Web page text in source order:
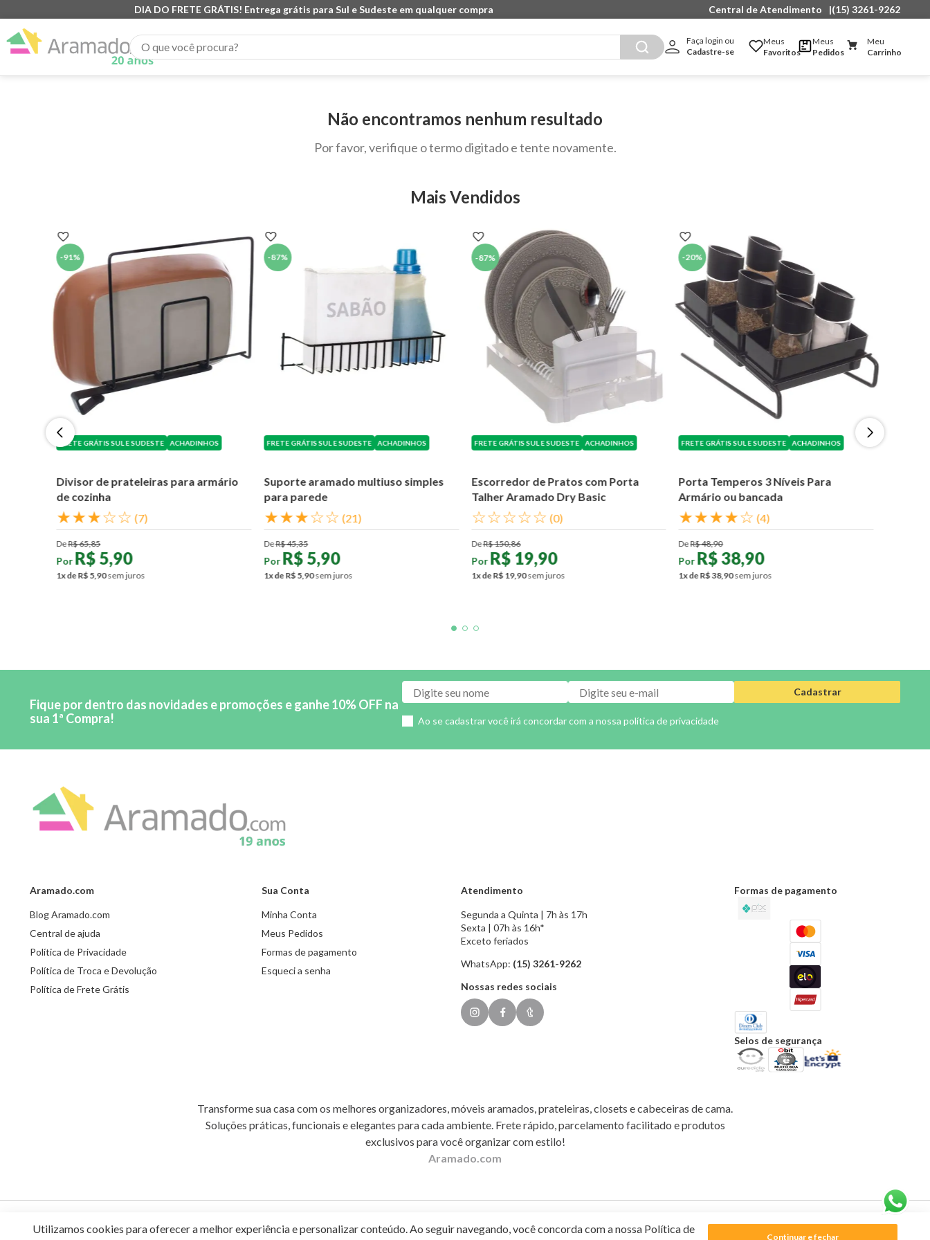
DIA DO FRETE GRÁTIS! Entrega grátis para Sul e Sudeste em qualquer compra Central de Atendimento |(15) 3261-9262
O que você procura?
Faça login ou
Cadastre-se
Meus
Favoritos
Meus
Pedidos
Meu
Carrinho
Não encontramos nenhum resultado
Por favor, verifique o termo digitado e tente novamente.
Mais Vendidos
-91%
FRETE GRÁTIS SUL E SUDESTE ACHADINHOS
Divisor de prateleiras para armário
de cozinha
★★★☆☆ (7)
DeR$65,85
PorR$5,90
1x deR$5, 90sem juros
-87%
FRETE GRÁTIS SUL E SUDESTE ACHADINHOS
Suporte aramado multiuso simples
para parede
★★★☆☆ (21)
DeR$45,35
PorR$ 5,90
1x deR$5, 90sem juros
-87%
FRETE GRÁTIS SUL E SUDESTE ACHADINHOS
Escorredor de Pratos com Porta
Talher Aramado Dry Basic
☆☆☆☆☆ (0)
DeR$150,86
PorR$ 19,90
1x deR$ 19, 90sem juros
-20%
FRETE GRÁTIS SUL E SUDESTE ACHADINHOS
Porta Temperos 3 Níveis Para
Armário ou bancada
★★★★☆ (4)
DeR$48,90
PorR$ 38,90
1x deR$38, 90sem juros
Fique por dentro das novidades e promoções e ganhe 10% OFF na
sua 1ª Compra!
Cadastrar
Ao se cadastrar você irá concordar com a nossapolítica de privacidade
Aramado.com
Blog Aramado.com
Central de ajuda
Política de Privacidade
Política de Troca e Devolução
Política de Frete Grátis
Sua Conta
Minha Conta
Meus Pedidos
Formas de pagamento
Esqueci a senha
Atendimento
Segunda a Quinta | 7h às 17h
Sexta | 07h às 16h*
Exceto feriados
WhatsApp: (15) 3261-9262
Nossas redes sociais
Formas de pagamento
Selos de segurança
Transforme sua casa com os melhores organizadores, móveis aramados, prateleiras, closets e cabeceiras de cama.
Soluções práticas, funcionais e elegantes para cada ambiente. Frete rápido, parcelamento facilitado e produtos
exclusivos para você organizar com estilo!
Aramado.com
Aramado.com - CNPJ: 11.567.943/0001-17 - Av. das Monções, 451 - CEP 18548-224 - Porto Feliz/SP - Brasil, CEP 18548-224
Utilizamos cookies para oferecer a melhor experiência e personalizar conteúdo. Ao seguir navegando, você concorda com a nossa Política de
Continuar e fechar